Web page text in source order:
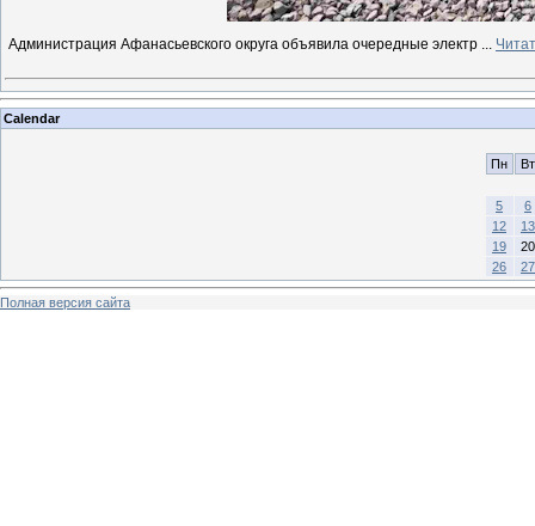
Администрация Афанасьевского округа объявила очередные электр ...
Calendar
Пн Вт
5
6
12
13
19
20
26
27
Полная версия сайта